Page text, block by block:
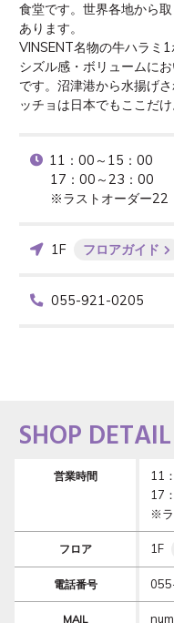
食堂です。世界各地から
あります。
VINSENT名物の牛ハラミ
シズル感・ボリュームに
です。沼津港から水揚げ
ッチョは日本でもここだけ
11：00～15：00
17：00～23：00
※ラストオーダー22
1F フロアガイド
055-921-0205
SHOP DETAIL
営業時間
11
17
※ラ
フロア 1F
電話番号
MAIL